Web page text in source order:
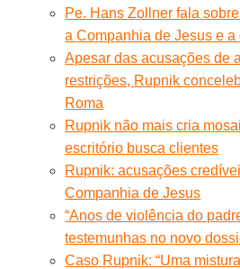
Pe. Hans Zollner fala
a Companhia de Jesus e
Apesar das acusações de
restrições, Rupnik
Roma
Rupnik não mais cria
escritório busca clientes
Rupnik: acusações
Companhia de Jesus
“Anos de violência do
testemunhas no novo
Caso Rupnik: “Uma